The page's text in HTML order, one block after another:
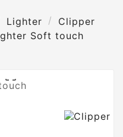
Lighter
Clipper
Soft touch
